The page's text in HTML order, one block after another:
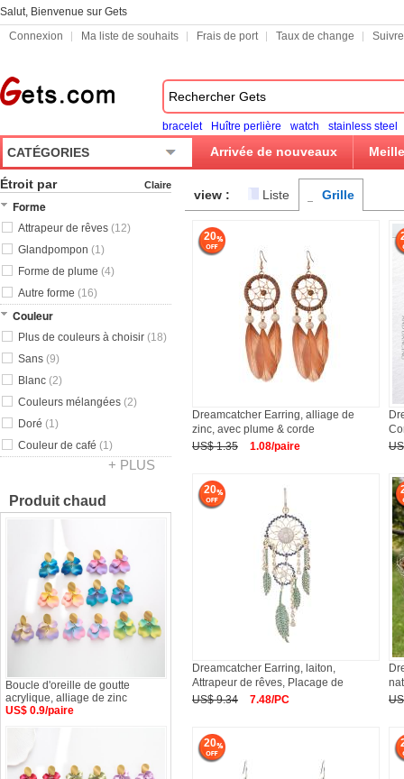
Salut, Bienvenue sur Gets
Connexion
Ma liste de souhaits Frais de port Taux de change
bracelet Huître perlière watch stainless steel
CATÉGORIES Arrivée de nouveaux
view : Liste Grille
20
Dreamcatcher Earring, alliage de
zinc, avec plume & corde
US$ 1.35
1.08/paire
20
Dreamcatcher Earring, laiton,
Attrapeur de rêves, Placage de
US$ 9.34
7.48/PC
20
Étroit par Claire
Forme
Attrapeur de rêves (12)
Glandpompon (1)
Forme de plume (4)
Autre forme (16)
Couleur
Plus de couleurs à choisir (18)
Sans (9)
Blanc (2)
Couleurs mélangées (2)
Doré (1)
Couleur de café (1)
+ PLUS
Produit chaud
Boucle d'oreille de goutte
acrylique, alliage de zinc
US$ 0.9/paire